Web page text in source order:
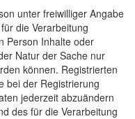
unter freiwilliger Angabe
die Verarbeitung
Person Inhalte oder
Natur der Sache nur
können. Registrierten
bei der Registrierung
jederzeit abzuändern
des für die Verarbeitung